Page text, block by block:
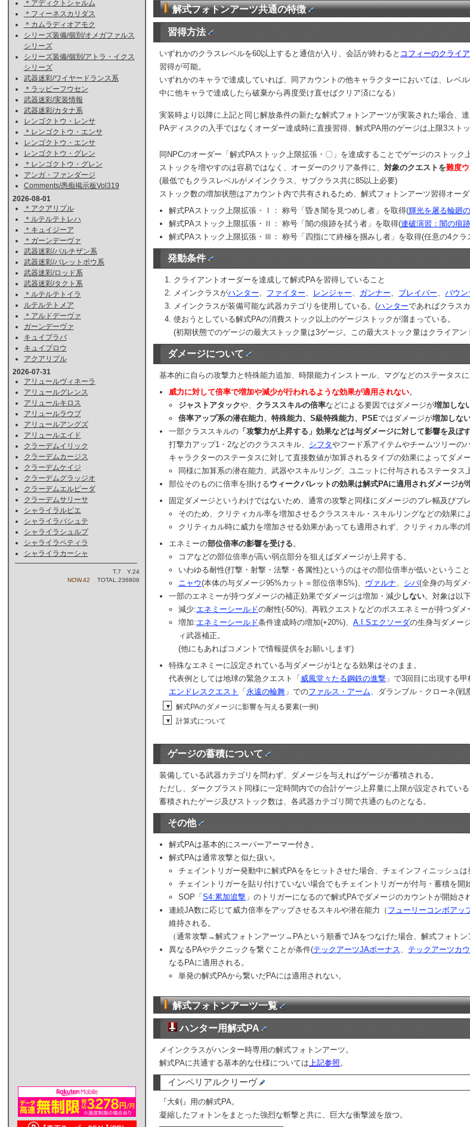
＊アディクトシャルム
＊フィーネスカリダス
＊カムラディオアモク
シリーズ装備/個別/オメガファルス
シリーズ
シリーズ装備/個別/アトラ・イクス
シリーズ
武器迷彩/ワイヤードランス系
＊ラッピーフウセン
武器迷彩/実装情報
武器迷彩/カタナ系
レンゴクトウ・レンサ
＊レンゴクトウ・エンサ
レンゴクトウ・エンサ
レンゴクトウ・グレン
＊レンゴクトウ・グレン
アンガ・ファンダージ
Comments/愚痴掲示板Vol319
2026-08-01
＊アクアリプル
＊ルテルテトレハ
＊キュイジーア
＊ガーンデーヴァ
武器迷彩/パルチザン系
武器迷彩/バレットボウ系
武器迷彩/ロッド系
武器迷彩/タクト系
＊ルテルテトイラ
ルテルテトメア
＊アルドデーヴァ
ガーンデーヴァ
キュイプラバ
キュイプロウ
アクアリプル
2026-07-31
アリュールヴィネーラ
アリュールグレンス
アリュールキロス
アリュールラウブ
アリュールアングズ
アリュールエイド
クラーデムイリック
クラーデムカージス
クラーデムケイジ
クラーデムグラッジオ
クラーデムエルピーダ
クラーデムサリーサ
シャライラルピエ
シャライラパシュテ
シャライラシュルプ
シャライラペティラ
シャライラカーシャ
T.7 Y.24
NOW.42
TOTAL.236806
解式フォトンアーツ共通の特徴
習得方法
いずれかのクラスレベルを60以上すると通信が入り、会話が終わると コフィーのクライ
習得が可能。
いずれかのキャラで達成していれば、同アカウントの他キャラクターにおいては、レ
中に他キャラで達成したら破棄から再度受け直せばクリア済になる）
実装時より以降に上記と同じ解放条件の新たな解式フォトンアーツが実装された場合、
PAディスクの入手ではなくオーダー達成時に直接習得、解式PA用のゲージは上限3ストッ
同NPCのオーダー「解式PAストック上限拡張・〇」を達成することでゲージのストック
ストックを増やすのは容易ではなく、オーダーのクリア条件に、 対象のクエストを難度
(最低でもクラスレベルがメインクラス、サブクラス共に85以上必要)
ストック数の増加状態はアカウント内で共有されるため、解式フォトンアーツ習得オー
解式PAストック上限拡張・Ⅰ： 称号「昏き闇を見つめし者」を取得(輝光を屠る輪廻
解式PAストック上限拡張・Ⅱ： 称号「闇の痕跡を拭う者」を取得(連破演習：闇の痕跡
解式PAストック上限拡張・Ⅲ： 称号「四指にて終極を掴みし者」を取得(任意の4クラ
発動条件
クライアントオーダーを達成して解式PAを習得していること
メインクラスがハンター ファイター レンジャー ガンナー ブレイバー バウン
メインクラスが装備可能な武器カテゴリを使用している。(ハンターであればクラス
使おうとしている解式PAの消費ストック以上のゲージストックが溜まっている。
(初期状態でのゲージの最大ストック量は3ゲージ。この最大ストック量はクライア
ダメージについて
基本的に自らの攻撃力と特殊能力追加、時限能力インストール、マグなどのステータス
威力に対して倍率で増加や減少が行われるような効果が適用されない。
ジャストアタックや、 クラススキルの倍率などによる要因ではダメージが増加しな
倍率アップ系の潜在能力、特殊能力、S級特殊能力、PSEではダメージが増加しな
一部クラススキルの 「攻撃力が上昇する」効果などは与ダメージに対して影響を及ぼ
打撃力アップ1・2などのクラススキル、 シフタやフード系アイテムやチームツリーの
キャラクターのステータスに対して直接数値が加算されるタイプの効果によってダメ
同様に加算系の潜在能力、武器やスキルリング、ユニットに付与されるステータス
部位そのものに倍率を掛けるウィークバレットの効果は解式PAに適用されダメージが
固定ダメージというわけではないため、通常の攻撃と同様にダメージのブレ幅及びブ
そのため、クリティカル率を増加させるクラススキル・スキルリングなどの効果
クリティカル時に威力を増加させる効果があっても適用されず、クリティカル率の
エネミーの部位倍率の影響を受ける 。
コアなどの部位倍率が高い弱点部分を狙えばダメージが上昇する。
いわゆる耐性(打撃・射撃・法撃・各属性)というのはその部位倍率が低いということ
ニャウ(本体の与ダメージ95%カット＝部位倍率5%)、 ヴァルナ シバ(全身の与ダメ
一部のエネミーが持つダメージの補正効果でダメージは増加・減少しない。対象は以
減少:エネミーシールドの耐性(-50%)、再戦クエストなどのボスエネミーが持つダ
増加:エネミーシールド条件達成時の増加(+20%)、 A.I.Sエクソーダの生身与ダメー
ィ武器補正。
(他にもあればコメントで情報提供をお願いします)
特殊なエネミーに設定されている与ダメージが1となる効果はそのまま。
代表例としては地球の緊急クエスト「威風堂々たる鋼鉄の進撃 」で3回目に出現する甲
エンドレスクエスト
「永遠の輪舞 」でのファルス・アーム 、ダランブル・クローネ(戦
▼ 解式PAのダメージに影響を与える要素(一例)
▼ 計算式について
ゲージの蓄積について
装備している武器カテゴリを問わず、ダメージを与えればゲージが蓄積される。
ただし、ダークブラスト同様に一定時間内での合計ゲージ上昇量に上限が設定されている
蓄積されたゲージ及びストック数は、各武器カテゴリ間で共通のものとなる。
その他
解式PAは基本的にスーパーアーマー付き。
解式PAは通常攻撃と似た扱い。
チェイントリガー発動中に解式PAををヒットさせた場合、チェインフィニッシュは
チェイントリガーを貼り付けていない場合でもチェイントリガーが付与・蓄積を開
SOP「S4:累加追撃 」のトリガーになるので解式PAでダメージのカウントが開始さ
連続JA数に応じて威力倍率をアップさせるスキルや潜在能力（ フューリーコンボアッ
維持される。
（通常攻撃→解式フォトンアーツ→PAという順番でJAをつなげた場合、解式フォト
異なるPAやテクニックを繋ぐことが条件(テックアーツJAボーナス テックアーツカ
なるPAに適用される。
単発の解式PAから繋いだPAには適用されない。
解式フォトンアーツ一覧
ハンター用解式PA
メインクラスがハンター時専用の解式フォトンアーツ。
解式PAに共通する基本的な仕様については 上記参照 。
インペリアルクリーヴ
『大剣』用の解式PA。
凝縮したフォトンをまとった強烈な斬撃と共に、巨大な衝撃波を放つ。